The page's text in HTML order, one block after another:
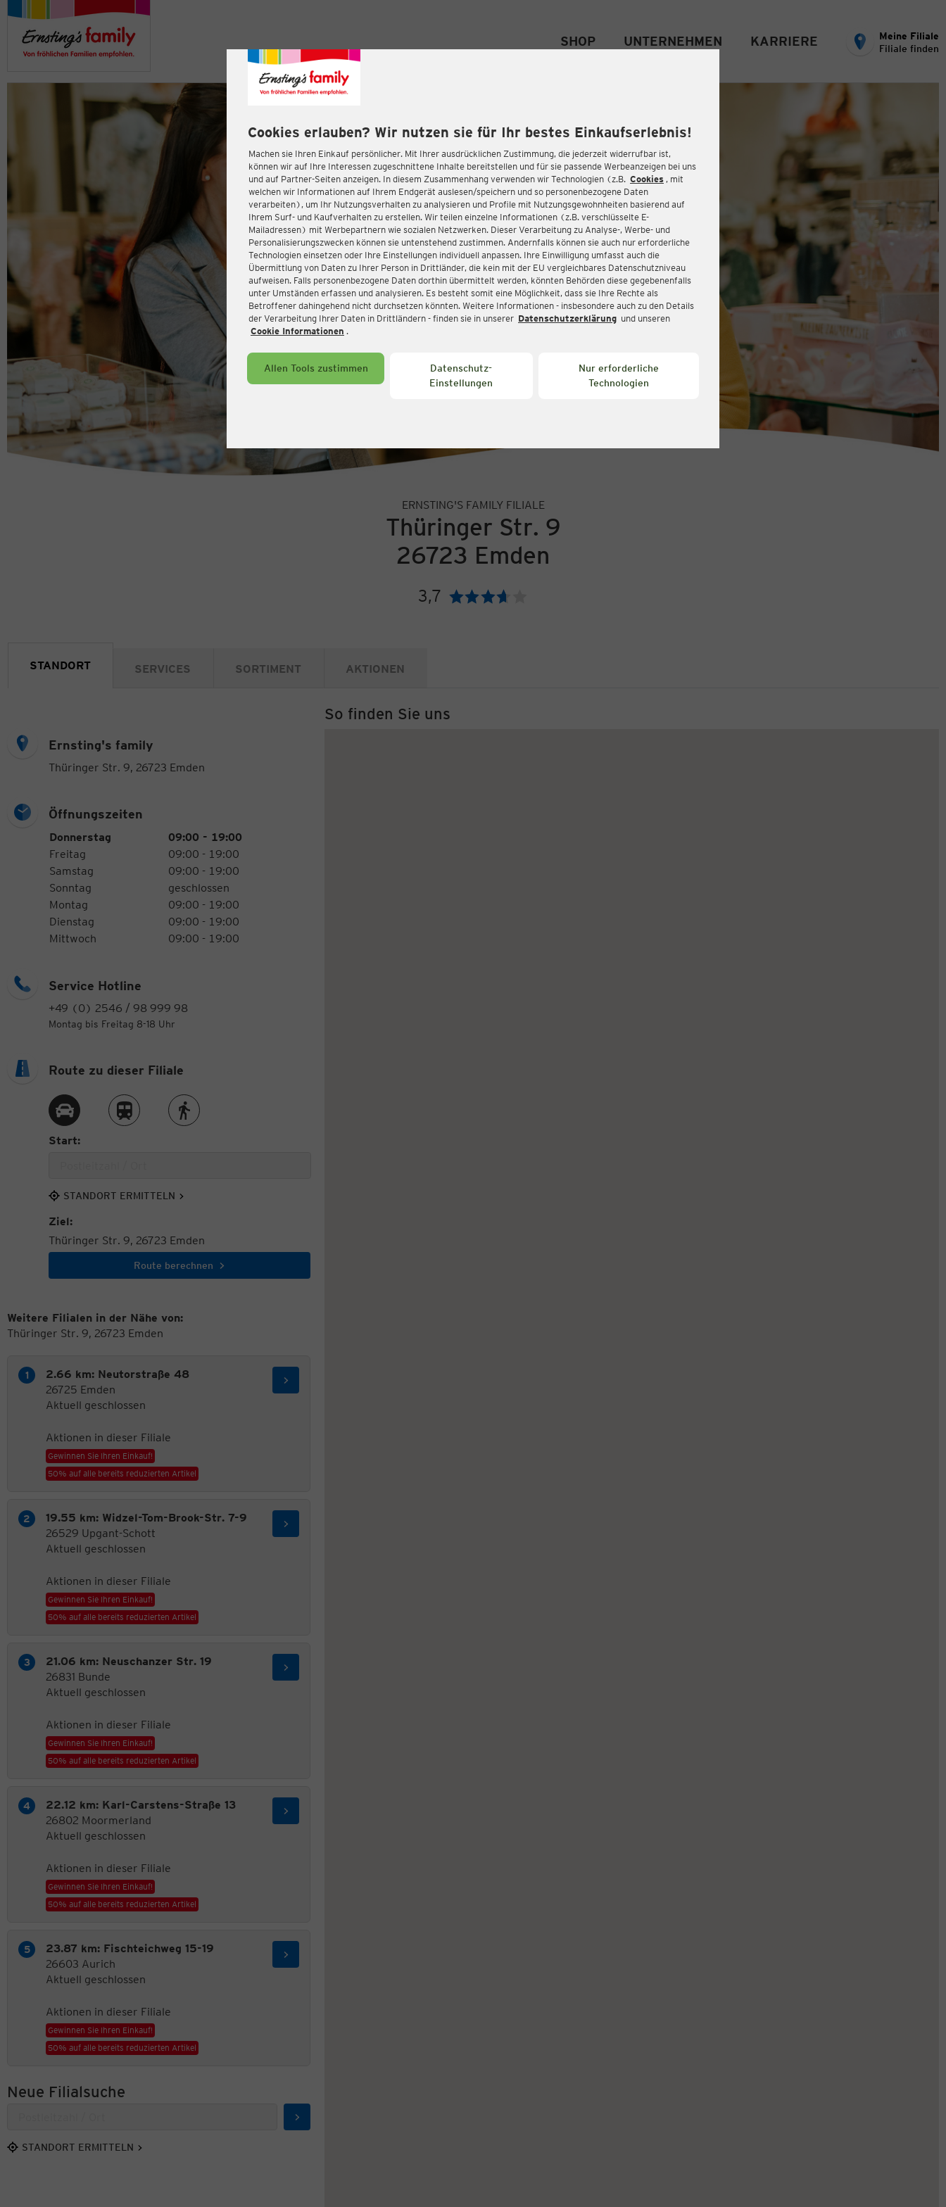
Cookies erlauben? Wir nutzen sie für Ihr bestes Einkaufserlebnis!
Machen sie Ihren Einkauf persönlicher. Mit Ihrer ausdrücklichen Zustimmung, die jederzeit widerrufbar ist,
können wir auf Ihre Interessen zugeschnittene Inhalte bereitstellen und für sie passende Werbeanzeigen bei uns
und auf Partner-Seiten anzeigen. In diesem Zusammenhang verwenden wir Technologien (z.B. Cookies , mit
welchen wir Informationen auf Ihrem Endgerät auslesen/speichern und so personenbezogene Daten
verarbeiten), um Ihr Nutzungsverhalten zu analysieren und Profile mit Nutzungsgewohnheiten basierend auf
Ihrem Surf- und Kaufverhalten zu erstellen. Wir teilen einzelne Informationen (z.B. verschlüsselte E-
Mailadressen) mit Werbepartnern wie sozialen Netzwerken. Dieser Verarbeitung zu Analyse-, Werbe- und
Personalisierungszwecken können sie untenstehend zustimmen. Andernfalls können sie auch nur erforderliche
Technologien einsetzen oder Ihre Einstellungen individuell anpassen. Ihre Einwilligung umfasst auch die
Übermittlung von Daten zu Ihrer Person in Drittländer, die kein mit der EU vergleichbares Datenschutzniveau
aufweisen. Falls personenbezogene Daten dorthin übermittelt werden, könnten Behörden diese gegebenenfalls
unter Umständen erfassen und analysieren. Es besteht somit eine Möglichkeit, dass sie Ihre Rechte als
Betroffener dahingehend nicht durchsetzen könnten. Weitere Informationen - insbesondere auch zu den Details
der Verarbeitung Ihrer Daten in Drittländern - finden sie in unserer Datenschutzerklärung und unseren
Cookie Informationen .
Allen Tools zustimmen
Datenschutz-
Einstellungen
Nur erforderliche
Technologien
SHOP UNTERNEHMEN KARRIERE
Meine Filiale
Filiale finden
ERNSTING'S FAMILY FILIALE
Thüringer Str. 9
26723 Emden
3,7 Bewertung:
STANDORT SERVICES SORTIMENT AKTIONEN
Ernsting's family
Thüringer Str. 9, 26723 Emden
Öffnungszeiten
Öffnungszeiten
WochentagUhrzeiten
Donnerstag
09:00 - 19:00
Freitag
09:00 - 19:00
Samstag
09:00 - 19:00
Sonntag
geschlossen
Montag
09:00 - 19:00
Dienstag
09:00 - 19:00
Mittwoch
09:00 - 19:00
Service Hotline
+49 (0) 2546 / 98 999 98
Montag bis Freitag 8-18 Uhr
So finden Sie uns
Route zu dieser Filiale
Route per AutoRoute per ZugRoute zu Fuß
Start:
STANDORT ERMITTELN
Ziel:
Thüringer Str. 9, 26723 Emden
Route berechnen
Weitere Filialen in der Nähe von:
Thüringer Str. 9, 26723 Emden
2.66 km: Neutorstraße 48
26725 Emden
Aktuell geschlossen
Aktionen in dieser Filiale
Gewinnen Sie Ihren Einkauf!
50% auf alle bereits reduzierten Artikel
19.55 km: Widzel-Tom-Brook-Str. 7-9
26529 Upgant-Schott
Aktuell geschlossen
Aktionen in dieser Filiale
Gewinnen Sie Ihren Einkauf!
50% auf alle bereits reduzierten Artikel
21.06 km: Neuschanzer Str. 19
26831 Bunde
Aktuell geschlossen
Aktionen in dieser Filiale
Gewinnen Sie Ihren Einkauf!
50% auf alle bereits reduzierten Artikel
22.12 km: Karl-Carstens-Straße 13
26802 Moormerland
Aktuell geschlossen
Aktionen in dieser Filiale
Gewinnen Sie Ihren Einkauf!
50% auf alle bereits reduzierten Artikel
23.87 km: Fischteichweg 15-19
26603 Aurich
Aktuell geschlossen
Aktionen in dieser Filiale
Gewinnen Sie Ihren Einkauf!
50% auf alle bereits reduzierten Artikel
Neue Filialsuche
Suchen
STANDORT ERMITTELN